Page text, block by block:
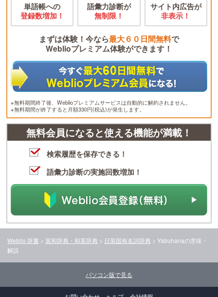
単語帳への
登録数増加！
語彙力診断が
無制限！
サイト内広告が
非表示！
まずは体験！今なら最大６０日間無料で
Weblioプレミアム体験ができます！
※無料期間終了後、Weblioプレミアムサービスは自動的に解約されません。
※無料期間が終了すると月額330円(税込)が発生します。
無料会員になると使える機能が満載！
検索履歴を保存できる！
語彙力診断の実施回数増加！
Weblio 辞書 > 英和辞典・和英辞典 > 日英固有名詞辞典 > Yabuhanaの意味・
解説
パソコン版で見る